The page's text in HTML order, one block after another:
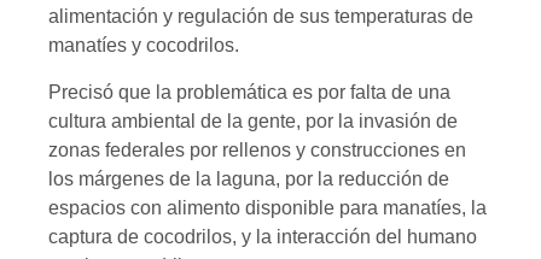
alimentación y regulación de sus temperaturas de
manatíes y cocodrilos.
Precisó que la problemática es por falta de una
cultura ambiental de la gente, por la invasión de
zonas federales por rellenos y construcciones en
los márgenes de la laguna, por la reducción de
espacios con alimento disponible para manatíes, la
captura de cocodrilos, y la interacción del humano